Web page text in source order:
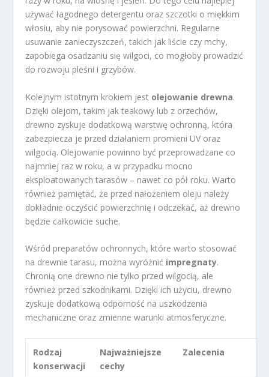
używać łagodnego detergentu oraz szczotki o miękkim
włosiu, aby nie porysować powierzchni. Regularne
usuwanie zanieczyszczeń, takich jak liście czy mchy,
zapobiega osadzaniu się wilgoci, co mogłoby prowadzić
do rozwoju pleśni i grzybów.
Kolejnym istotnym krokiem jest olejowanie drewna.
Dzięki olejom, takim jak teakowy lub z orzechów,
drewno zyskuje dodatkową warstwę ochronną, która
zabezpiecza je przed działaniem promieni UV oraz
wilgocią. Olejowanie powinno być przeprowadzane co
najmniej raz w roku, a w przypadku mocno
eksploatowanych tarasów – nawet co pół roku. Warto
również pamiętać, że przed nałożeniem oleju należy
dokładnie oczyścić powierzchnię i odczekać, aż drewno
będzie całkowicie suche.
Wśród preparatów ochronnych, które warto stosować
na drewnie tarasu, można wyróżnić impregnaty.
Chronią one drewno nie tylko przed wilgocią, ale
również przed szkodnikami. Dzięki ich użyciu, drewno
zyskuje dodatkową odporność na uszkodzenia
mechaniczne oraz zmienne warunki atmosferyczne.
Rodzaj
konserwacji
Najważniejsze
cechy
Zalecenia